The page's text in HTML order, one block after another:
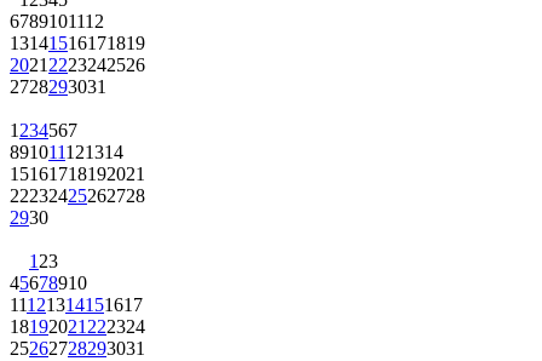
6789101112
13141516171819
2021 2223242526
2728293031
1 234567
891011121314
15161718192021
22232425262728
2930
1 23
45678910
11121314151617
18192021 222324
25262728293031